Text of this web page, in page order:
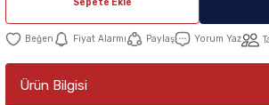
Fiyat Alarmı Paylaş Yorum Yaz
Ürün Bilgisi